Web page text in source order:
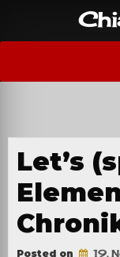
content
Let’s
Posted on 19.